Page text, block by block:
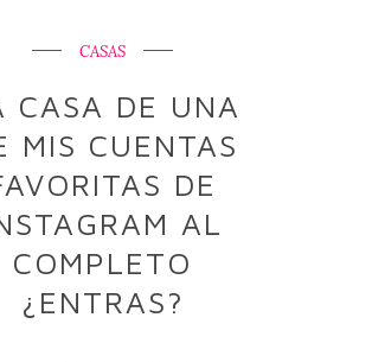
CASAS
CASA DE UNA
MIS CUENTAS
DE
AL
COMPLETO
¿ENTRAS?